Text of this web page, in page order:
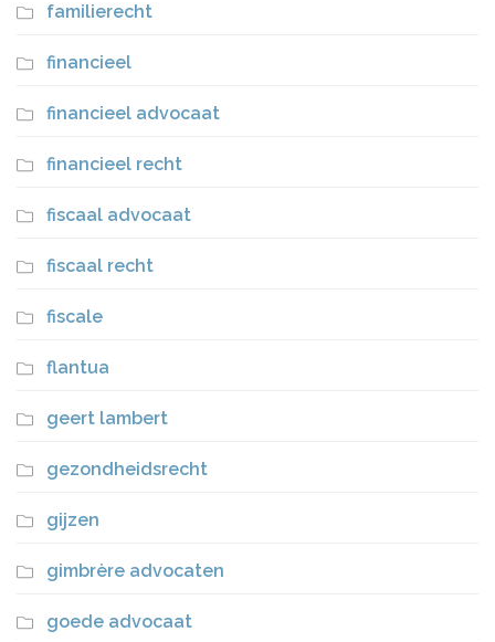
familierecht
financieel
financieel advocaat
financieel recht
fiscaal advocaat
fiscaal recht
fiscale
flantua
geert lambert
gezondheidsrecht
gijzen
gimbrère advocaten
goede advocaat